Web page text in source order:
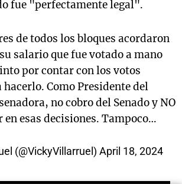
fue "perfectamente legal".
de todos los bloques acordaron
salario que fue votado a mano
por contar con los votos
hacerlo. Como Presidente del
no cobro del Senado y NO
esas decisiones. Tampoco…
(@VickyVillarruel) April 18, 2024